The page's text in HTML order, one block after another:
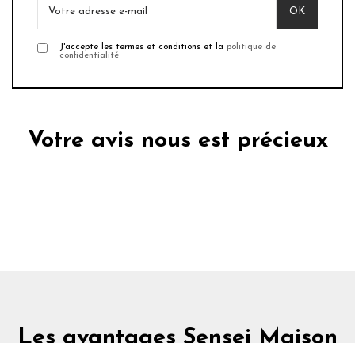
J'accepte les termes et conditions et la politique de
confidentialité
Votre avis nous est précieux
Les avantages Sensei Maison